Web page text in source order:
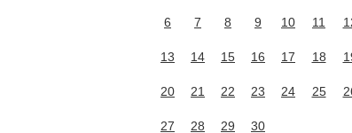
6 7 8 9 10 11
13 14 15 16 17 18
20 21 22 23 24 25
27 28 29 30